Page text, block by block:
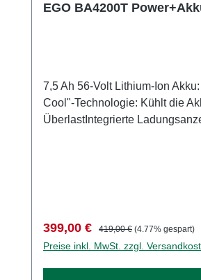
EGO BA4200T
7,5 Ah 56-Volt Lithium-Ion
Cool"-Technologie: Kühlt die
ÜberlastIntegrierte
Verkaufspreis:
399,00 € Regulärer Preis:
419,00 € (4.77% gespart)
Preise inkl. MwSt. zzgl.